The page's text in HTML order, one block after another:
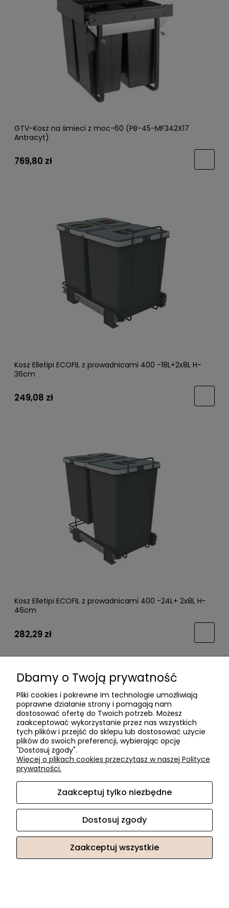
GTV-Kosz na śmieci z moc-60 (PB-45-MF342X17
Antracyt)
769,80 zł
Kosz Elletipi ECOFIL z prowadnicami 400 -18L+2x8L H-
36cm
249,08 zł
Kosz Elletipi ECOFIL z prowadnicami 400 -24L+ 2x8L H-
46cm
282,29 zł
Kosz Elletipi ECOFIL z prowadnicami 400 -2x18L H-36cm
Dbamy o Twoją prywatność
Pliki cookies i pokrewne im technologie umożliwiają
poprawne działanie strony i pomagają nam
dostosować ofertę do Twoich potrzeb. Możesz
zaakceptować wykorzystanie przez nas wszystkich
tych plików i przejść do sklepu lub dostosować użycie
plików do swoich preferencji, wybierając opcję
"Dostosuj zgody".
Więcej o plikach cookies przeczytasz w naszej Polityce
prywatności.
Zaakceptuj tylko niezbędne
Dostosuj zgody
Zaakceptuj wszystkie